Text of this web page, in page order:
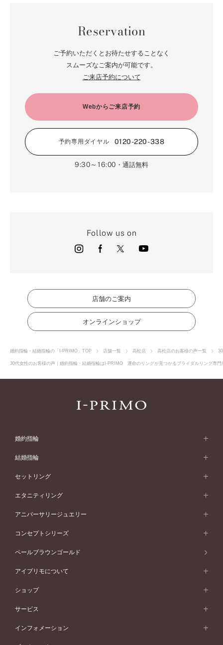
Reservation
ご予約いただくとお待たせすることなく
スムーズなご案内が可能です。
ご来店予約について
Webからご来店予約
予約専用ダイヤル 0120-220-338
9:30～16:00 ・通話無料
Follow us on
店舗のご案内
オンラインショップ
婚約指輪・結婚指輪の「I-PRIMO」TOP 店舗一覧 高松店 高松店のお客様の声一覧
30代女性のお客様の声｜婚約指輪・結婚指輪はI-PRIMO 運命のリングが見つかるブライダルリング専
婚約指輪
婚約指輪 (エンゲージリング)
婚約指輪一覧
ピンクゴールド
ペールブラウンゴールド
ウェーブライン
V字ライン
ワンサイドメレ
ダブルサイドメレ
シンプル
フェミニン
モード
50万円台～
40万円台～
30万円台～
婚約指輪 人気ランキング
婚約ネックレス
ダイヤモンドシェイプコレクション
結婚指輪
結婚指輪 (マリッジリング)
結婚指輪一覧
ピンクゴールド
ペールブラウンゴールド
ウェーブライン
V字ライン
ワンメレ
セベラルメレ
シンプル
フェミニン
モード
50万円～
40万円～50万円
セットリング
セットリング
セットリング一覧
ピンクゴールド
ペールブラウンゴールド
エタニティリング
エタニティリング
エタニティリング一覧
ピンクゴールド
ペールブラウンゴールド
アニバーサリージュエリー
アニバーサリージュエリー
アニバーサリージュエリー一覧
ファッションリング
ブレスレット
コンセプトシリーズ
コンセプトシリーズ
オリジンビリーフ
エトワル
スワハ
ペールブラウンゴールド
アイプリモについて
アイプリモについて
パーソナルハンド診断
デザインへのこだわり
ショップ
店舗一覧
北海道
サービス
プロポーズサポート
サービス
インフォメーション